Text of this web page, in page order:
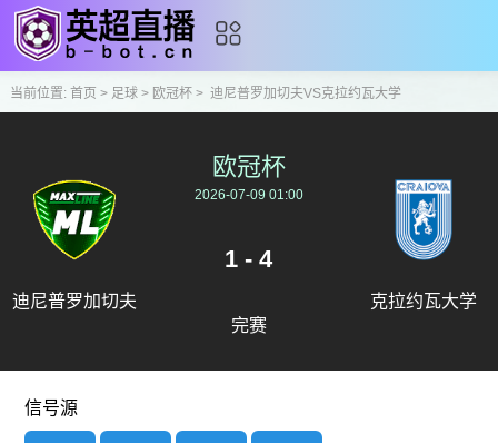
当前位置: 首页 > 足球> 欧冠杯> 迪尼普罗加切夫VS克拉约瓦大学
迪尼普罗加切夫
欧冠杯
2026-07-09 01:00
1 - 4
完赛
克拉约瓦大学
信号源